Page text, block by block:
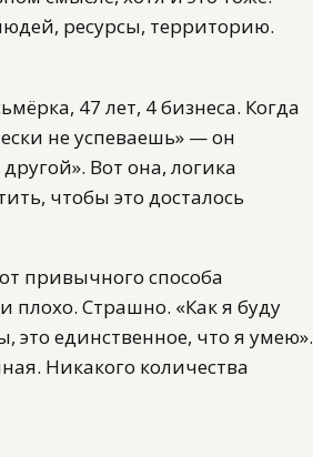
ресурсы, территорию.
47 лет, 4 бизнеса. Когда
не успеваешь» — он
Вот она, логика
чтобы это досталось
привычного способа
плохо. Страшно. «Как я буду
это единственное, что я умею».
Никакого количества